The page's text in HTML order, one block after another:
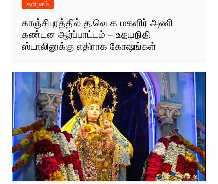
தமிழகம்
காஞ்சிபுரத்தில் த.வெ.க மகளிர் அணி
கண்டன ஆர்ப்பாட்டம் – உதயநிதி
ஸ்டாலினுக்கு எதிராக கோஷங்கள்